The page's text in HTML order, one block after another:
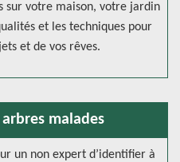
sur votre maison, votre jardin
et les techniques pour
et de vos rêves.
malades
un non expert d’identifier à